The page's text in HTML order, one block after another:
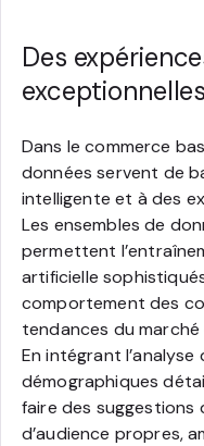
Des
Dans le commerce
données servent de
intelligente et à des
Les ensembles de
permettent
artificielle
comportement des
tendances du
En intégrant
démographiques
faire des suggestions
d’audience propres,